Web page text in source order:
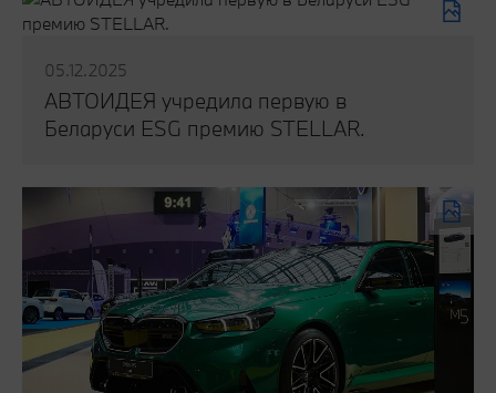
05.12.2025
АВТОИДЕЯ учредила первую в
Беларуси ESG премию STELLAR.